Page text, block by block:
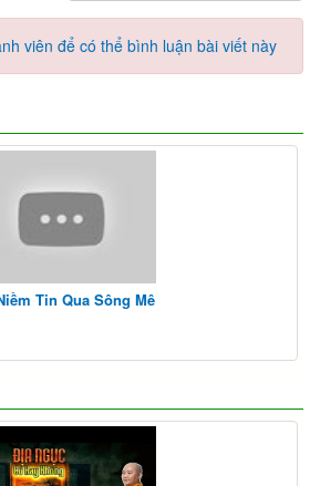
viên để có thể bình luận bài viết này
Tin Qua Sông Mê